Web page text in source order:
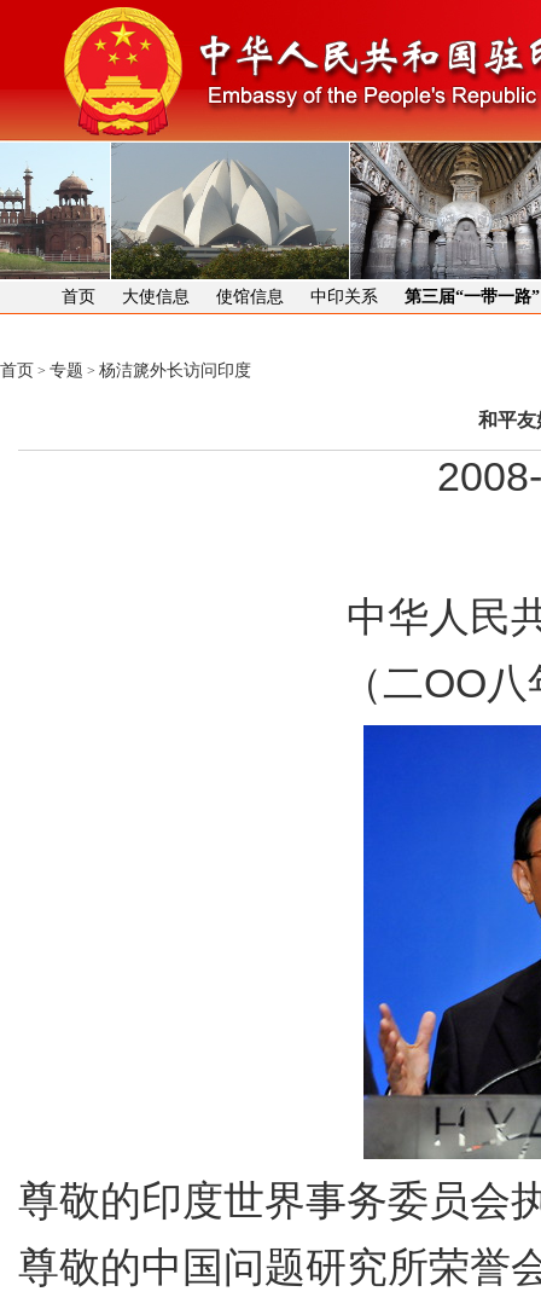
首页 大使信息 使馆信息 中印关系 第三届“一带一路
首页 > 专题 > 杨洁篪外长访问印度
和平友
中华人民共
（二OO八
尊敬的印度世界事务委员会
尊敬的中国问题研究所荣誉